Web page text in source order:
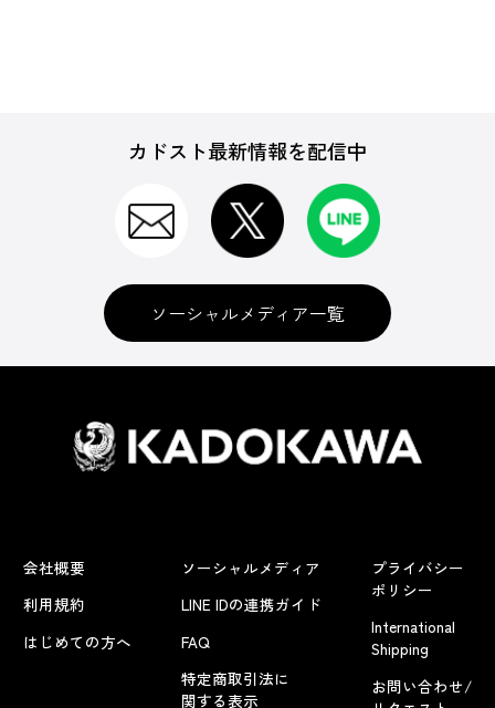
カドスト最新情報を配信中
ソーシャルメディア一覧
会社概要
利用規約
はじめての方へ
ソーシャルメディア
LINE IDの連携ガイド
FAQ
特定商取引法に
関する表示
プライバシー
ポリシー
International
Shipping
お問い合わせ/